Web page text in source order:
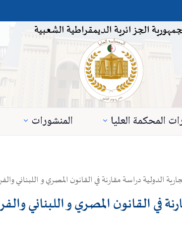
الجزائرية الديمقراطية الشعبية
المحكمة العليا المنشورات
الدولية دراسة مقارنة في القانون المصري و اللبناني
في القانون المصري و اللبناني